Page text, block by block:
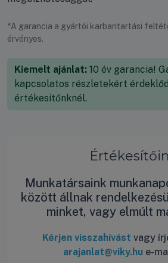
Munkatársaink
között állnak
minket, vagy elmúlt
Kérjen visszahívást vagy
arajanlat@viky.hu e-
*A garancia a gyártói karbantartási
érvényes.
Kiemelt ajánlat: 10 év garancia!
kapcsolatos részletekért
értékesítőnknél.